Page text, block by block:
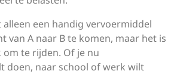
alleen een handig vervoermiddel
van A naar B te komen, maar het is
te rijden. Of je nu
doen, naar school of werk wilt